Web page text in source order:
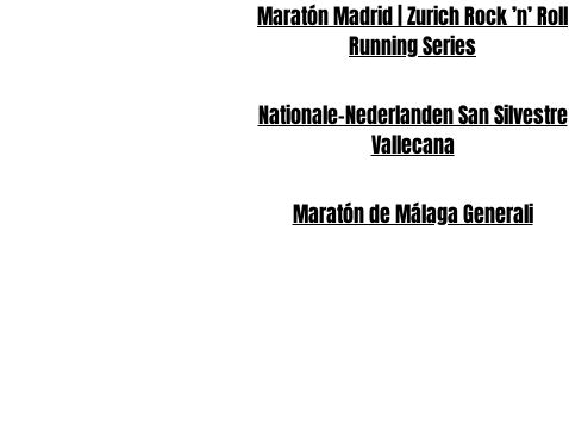
Maratón Madrid | Zurich Rock ’n’ Roll
Running Series
Nationale-Nederlanden San Silvestre
Vallecana
Maratón de Málaga Generali